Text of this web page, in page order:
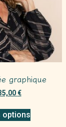
graphique
€
options